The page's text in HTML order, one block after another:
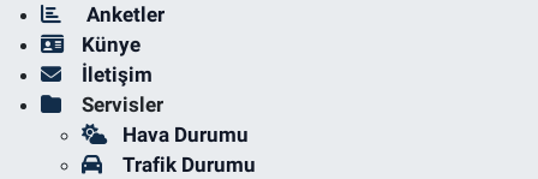
Anketler
Künye
İletişim
Servisler
Hava Durumu
Trafik Durumu